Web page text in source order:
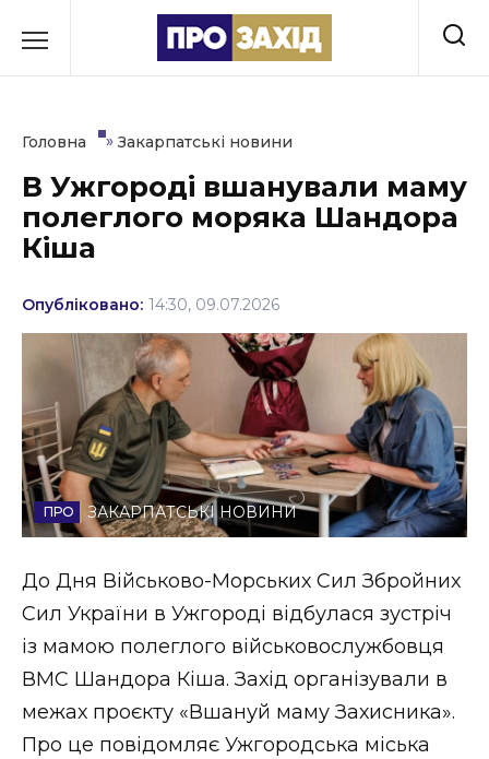
до
Культура
Освіта
Події
Політика
Соціум
Спорт
Стиль життя
Втрачений Ужгород (відеоверсія)
ЗАКАРПАТСЬКІ НОВИНИ
Головна » Закарпатські новини
В Ужгороді вшанували маму
полеглого моряка Шандора
Кіша
Опубліковано: 14:30, 09.07.2026
ЗАКАРПАТСЬКІ НОВИНИ
До Дня Військово-Морських Сил Збройних
Сил України в Ужгороді відбулася зустріч
із мамою полеглого військовослужбовця
ВМС Шандора Кіша. Захід організували в
межах проєкту «Вшануй маму Захисника».
Про це повідомляє Ужгородська міська